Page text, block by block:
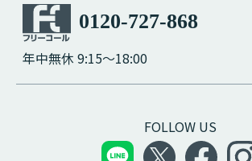
0120-727-868
年中無休 9:15～18:00
FOLLOW US